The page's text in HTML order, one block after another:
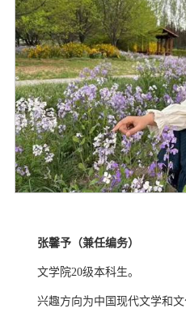
张馨予（兼任编务）
文学院20级本科生。
兴趣方向为中国现代文学和文